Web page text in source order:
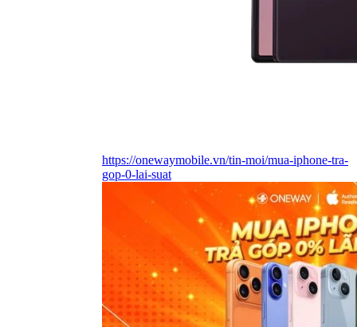
https://onewaymobile.vn/tin-moi/mua-iphone-tra-
gop-0-lai-suat